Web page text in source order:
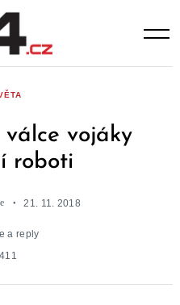
válce vojáky
roboti
21. 11. 2018
a reply
411